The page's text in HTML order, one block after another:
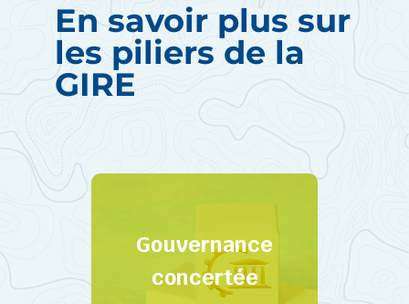
En savoir plus sur
les piliers de la
GIRE
Gouvernance
concertée